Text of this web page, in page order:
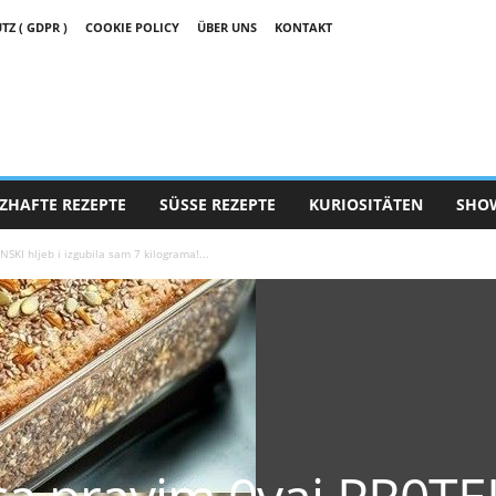
( GDPR ) COOKIE POLICY ÜBER UNS
KONTAKT
REZEPTE SÜSSE REZEPTE KURIOSITÄTEN
hljeb i izgubila sam 7 kilograma!...